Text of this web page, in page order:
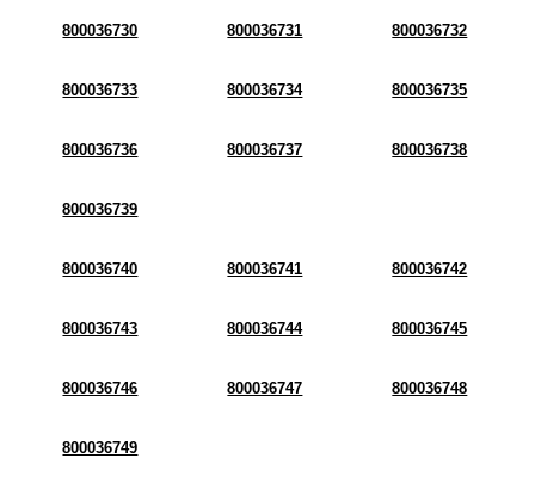
800036730 800036731 800036732
800036733 800036734 800036735
800036736 800036737 800036738
800036739
800036740 800036741 800036742
800036743 800036744 800036745
800036746 800036747 800036748
800036749